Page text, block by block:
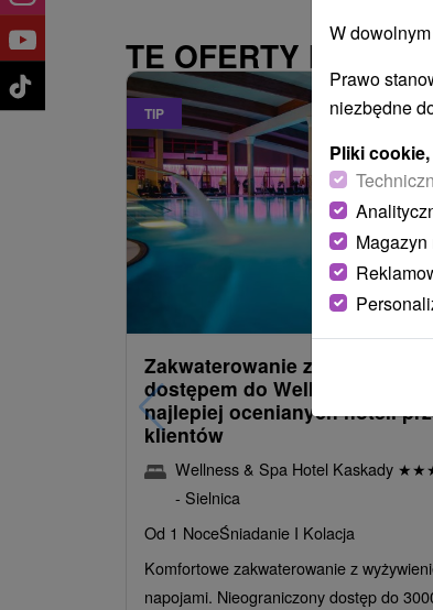
TE OFERTY MOGĄ
TIP
od
Zakwaterowanie z
dostępem do Wellness i Spa:
najlepiej ocenianych hoteli
klientów
Wellness & Spa Hotel Kaskady ★★
- Sielnica
Od 1 NoceŚniadanie I Kolacja
Komfortowe zakwaterowanie z
napojami. Nieograniczony dostęp do
W
Prawo
niezbędne
Pliki